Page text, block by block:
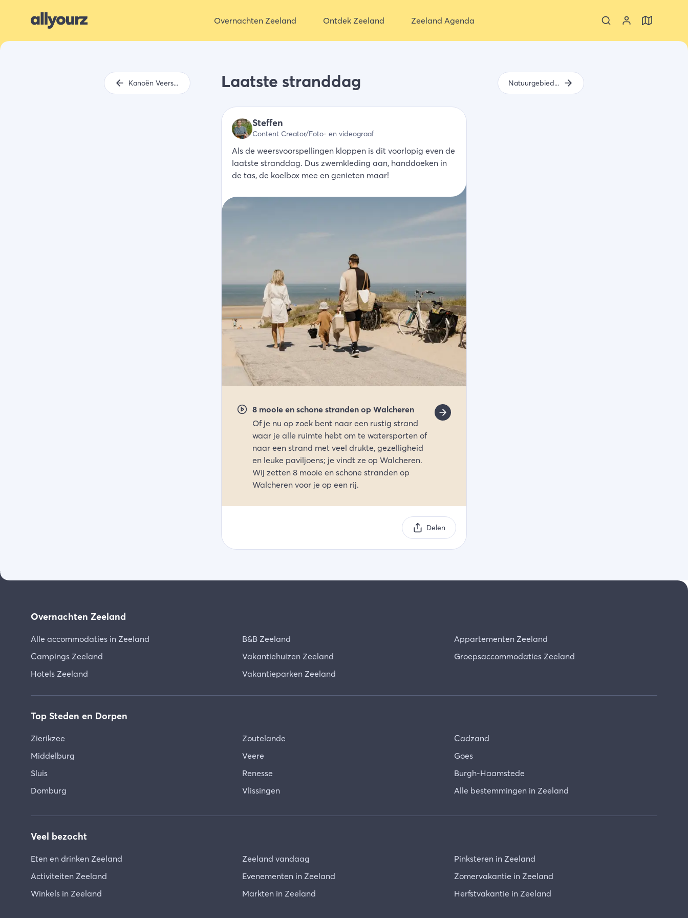
Overnachten Zeeland Ontdek Zeeland Zeeland Agenda
Kanoën Veerse meer Laatste stranddag
Steffen
Content Creator/Foto- en videograaf
Als de weersvoorspellingen kloppen is dit voorlopig even de
laatste stranddag. Dus zwemkleding aan, handdoeken in
de tas, de koelbox mee en genieten maar!
8 mooie en schone stranden op Walcheren
Of je nu op zoek bent naar een rustig strand
waar je alle ruimte hebt om te watersporten of
naar een strand met veel drukte, gezelligheid
en leuke paviljoens; je vindt ze op Walcheren.
Wij zetten 8 mooie en schone stranden op
Walcheren voor je op een rij.
Delen
Natuurgebied Het zwin
Overnachten Zeeland
Alle accommodaties in Zeeland
Campings Zeeland
Hotels Zeeland
B&B Zeeland
Vakantiehuizen Zeeland
Vakantieparken Zeeland
Appartementen Zeeland
Groepsaccommodaties Zeeland
Top Steden en Dorpen
Zierikzee
Middelburg
Sluis
Domburg
Zoutelande
Veere
Renesse
Vlissingen
Cadzand
Goes
Burgh-Haamstede
Alle bestemmingen in Zeeland
Veel bezocht
Eten en drinken Zeeland
Activiteiten Zeeland
Winkels in Zeeland
Zeeland vandaag
Evenementen in Zeeland
Markten in Zeeland
Pinksteren in Zeeland
Zomervakantie in Zeeland
Herfstvakantie in Zeeland